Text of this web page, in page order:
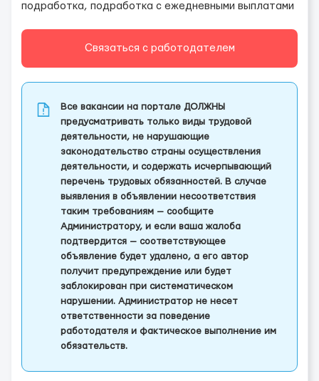
подработка, подработка с ежедневными выплатами
Связаться с работодателем
Все вакансии на портале ДОЛЖНЫ
предусматривать только виды трудовой
деятельности, не нарушающие
законодательство страны осуществления
деятельности, и содержать исчерпывающий
перечень трудовых обязанностей. В случае
выявления в объявлении несоответствия
таким требованиям — сообщите
Администратору, и если ваша жалоба
подтвердится — соответствующее
объявление будет удалено, а его автор
получит предупреждение или будет
заблокирован при систематическом
нарушении. Администратор не несет
ответственности за поведение
работодателя и фактическое выполнение им
обязательств.